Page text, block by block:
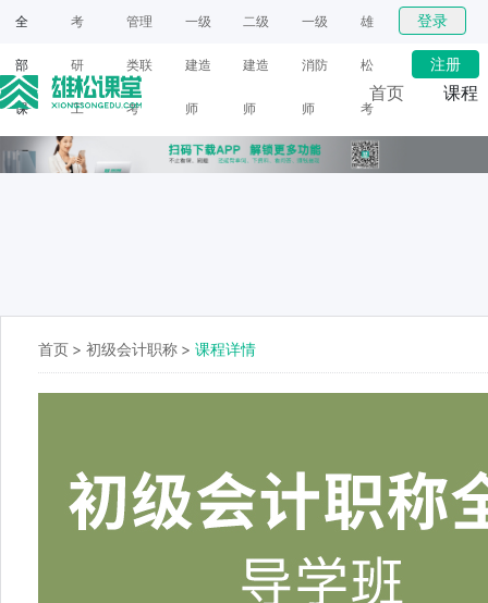
全
部
课
程
考
研
工
具
管理
类联
考
一级
建造
师
二级
建造
师
一级
消防
师
雄
松
考
研
登录
注册
首页 课程
首页 > 初级会计职称 > 课程详情